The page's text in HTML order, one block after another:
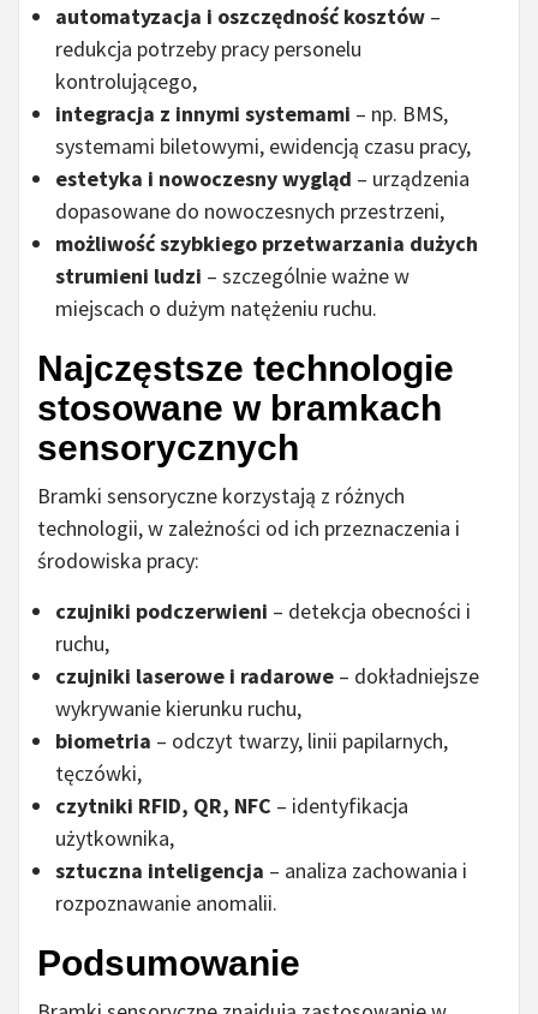
automatyzacja i oszczędność kosztów –
redukcja potrzeby pracy personelu
kontrolującego,
integracja z innymi systemami – np. BMS,
systemami biletowymi, ewidencją czasu pracy,
estetyka i nowoczesny wygląd – urządzenia
dopasowane do nowoczesnych przestrzeni,
możliwość szybkiego przetwarzania dużych
strumieni ludzi – szczególnie ważne w
miejscach o dużym natężeniu ruchu.
Najczęstsze technologie
stosowane w bramkach
sensorycznych
Bramki sensoryczne korzystają z różnych
technologii, w zależności od ich przeznaczenia i
środowiska pracy:
czujniki podczerwieni – detekcja obecności i
ruchu,
czujniki laserowe i radarowe – dokładniejsze
wykrywanie kierunku ruchu,
biometria – odczyt twarzy, linii papilarnych,
tęczówki,
czytniki RFID, QR, NFC – identyfikacja
użytkownika,
sztuczna inteligencja – analiza zachowania i
rozpoznawanie anomalii.
Podsumowanie